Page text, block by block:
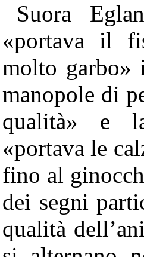
Suora
«portava il
molto garbo»
manopole di
qualità» e
«portava le
fino al
dei segni
qualità